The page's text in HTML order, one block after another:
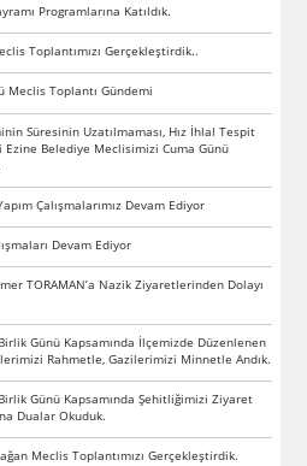
Programlarına Katıldık.
Toplantımızı Gerçekleştirdik..
Meclis Toplantı Gündemi
Süresinin Uzatılmaması, Hız İhlal Tespit
Ezine Belediye Meclisimizi Cuma Günü
Çalışmalarımız Devam Ediyor
Devam Ediyor
TORAMAN’a Nazik Ziyaretlerinden Dolayı
Günü Kapsamında İlçemizde Düzenlenen
Rahmetle, Gazilerimizi Minnetle Andık.
Günü Kapsamında Şehitliğimizi Ziyaret
Dualar Okuduk.
Meclis Toplantımızı Gerçekleştirdik.